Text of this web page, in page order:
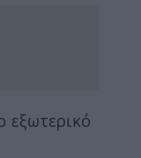
εξωτερικό